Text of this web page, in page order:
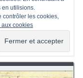
modèles de
pas votre
en utilisions.
contrôler les cookies,
aux cookies